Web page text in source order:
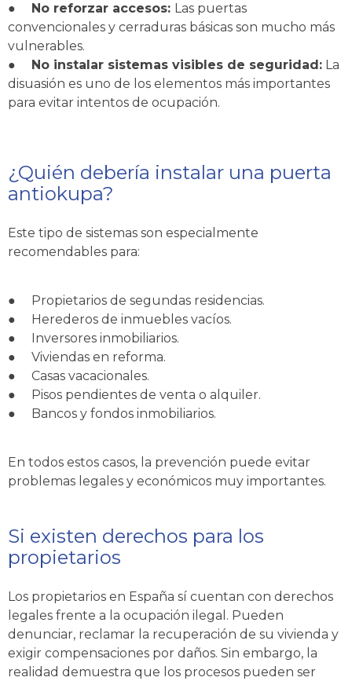
● No reforzar accesos: Las puertas
convencionales y cerraduras básicas son mucho más
vulnerables.
● No instalar sistemas visibles de seguridad: La
disuasión es uno de los elementos más importantes
para evitar intentos de ocupación.
¿Quién debería instalar una puerta
antiokupa?
Este tipo de sistemas son especialmente
recomendables para:
● Propietarios de segundas residencias.
● Herederos de inmuebles vacíos.
● Inversores inmobiliarios.
● Viviendas en reforma.
● Casas vacacionales.
● Pisos pendientes de venta o alquiler.
● Bancos y fondos inmobiliarios.
En todos estos casos, la prevención puede evitar
problemas legales y económicos muy importantes.
Si existen derechos para los
propietarios
Los propietarios en España sí cuentan con derechos
legales frente a la ocupación ilegal. Pueden
denunciar, reclamar la recuperación de su vivienda y
exigir compensaciones por daños. Sin embargo, la
realidad demuestra que los procesos pueden ser